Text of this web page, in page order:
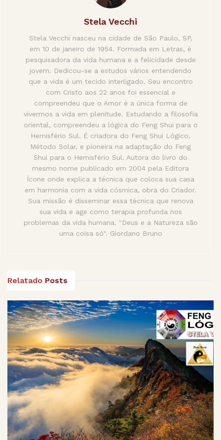
Stela Vecchi
Stela Vecchi nasceu na cidade de São Paulo, SP,
em 10 de janeiro de 1954. Formada em Letras, é
pesquisadora da vida humana e a felicidade desde
jovem. Dedicou-se a estudos vários entendendo
que a vida é um tecido interligado. Seu encontro
com Cristo aos 22 anos foi essencial e
compreendeu que o Amor é a única forma de
vivermos a vida em plenitude. Estudando a filosofia
oriental, compreendeu a lógica do Feng Shui para o
Hemisfério Sul. É criadora do Feng Shui Lógico,
Método Solar, e pioneira na adaptação do Feng
Shui para o Hemisfério Sul. Autora do livro do
mesmo nome publicado em 2004 pela Editora
Ícone onde explica a técnica que coloca sua casa
em harmonia com a vida cósmica, obra do Criador.
Sua missão é disseminar essa técnica que renova
sua vida e age como terapia profunda nos
problemas da vida humana. "Deus e a Natureza são
uma coisa só". Giordano Bruno
Relatado Posts